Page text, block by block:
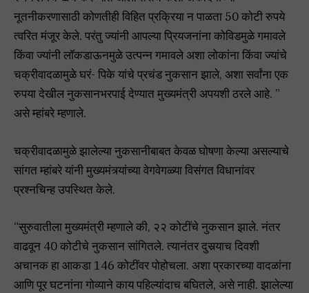
नूतनीकरणासाठी कोणतीही विहित प्रक्रिया न पाळता 50 कोटी रुपये
त्वरित मंजूर केले. परंतु ज्यांनी आपल्या प्रियजनांना कोविडमुळे गमावले
किंवा ज्यांनी लॉकडाऊनमुळे उत्पन्न गमावले अशा लोकांना किंवा ज्यांचे
चक्रीवादळामुळे घरं- पिके यांचे प्रचंड नुकसान झाले, अशा सर्वांना एक
रुपया देखील नुकसानभरपाई देण्यात मुख्यमंत्री अपयशी ठरले आहे. ”
असे म्हांबरे म्हणाले.
चक्रीवादळामुळे झालेल्या नुकसानीबाबत केवळ घोषणा केल्या असल्याचे
सांगत म्हांबरे यांनी मुख्यमंत्र्यांच्या वेगवेगळ्या विसंगत विधानांवर
प्रश्नचिन्ह उपस्थित केले.
“सुरुवातीला मुख्यमंत्री म्हणाले की, २२ कोटींचे नुकसान झाले. नंतर
वाढवून 40 कोटीचे नुकसान सांगितले. त्यानंतर दुसर्‍याच दिवशी
अचानक हा आकडा 146 कोटींवर पोहोचला. अशा प्रकारच्या वादळांना
आणि पूर घटनांना गोव्याने काय पहिल्यांदाच बघितले, असे नाही. झालेल्या